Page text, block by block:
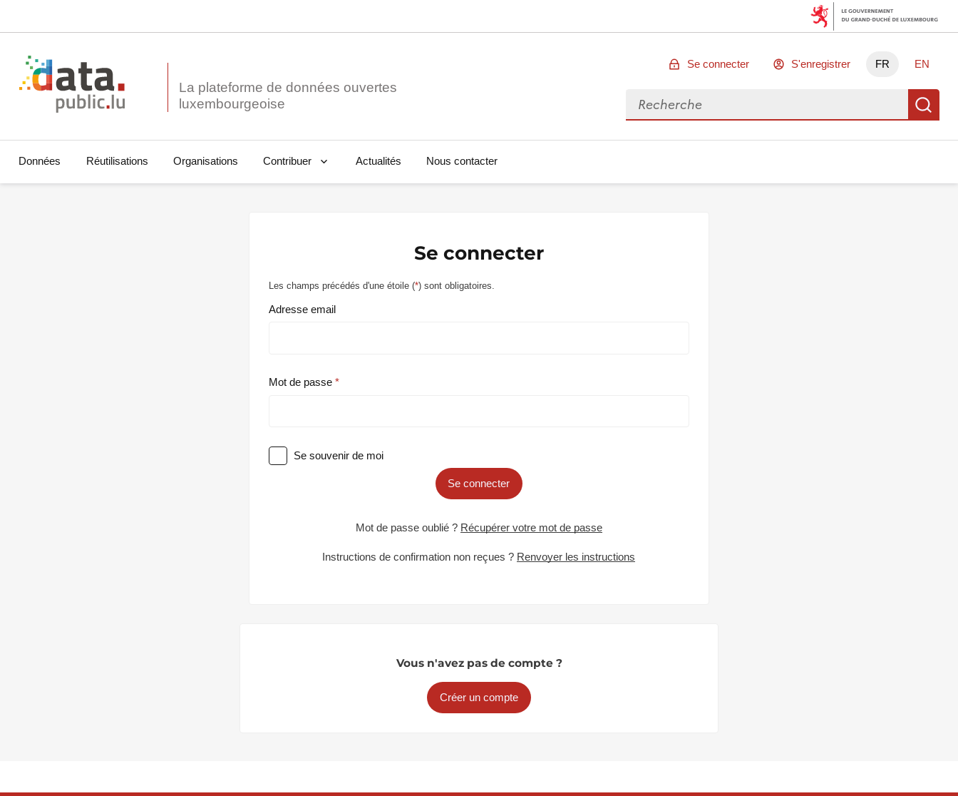
La plateforme de données ouvertes
Se connecter S'enregistrer FR EN
Rechercher des données
Données Réutilisations Organisations Contribuer Actualités Nous contacter
Se connecter
Les champs précédés d'une étoile (*) sont obligatoires.
Adresse email
Mot de passe
Se souvenir de moi
Se connecter
Mot de passe oublié ? Récupérer votre mot de passe
Instructions de confirmation non reçues ? Renvoyer les instructions
Vous n'avez pas de compte ?
Créer un compte